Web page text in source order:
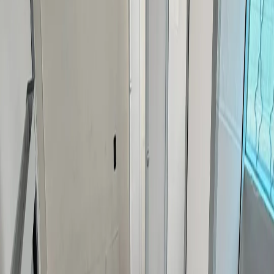
New Fit Azcapotzalco
CJON BRAVO, 18
Peso integrado y peso libre
Cardio
Cerrado ahora
Horarios disponibles
Actividades y planes